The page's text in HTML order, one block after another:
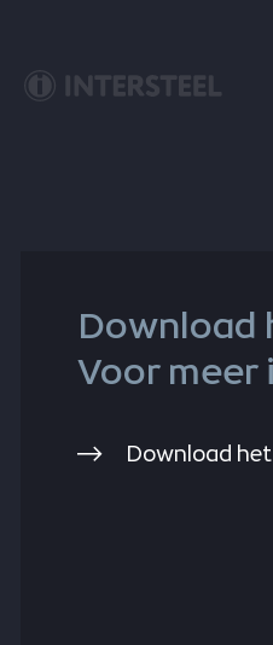
Download
Voor meer
Download